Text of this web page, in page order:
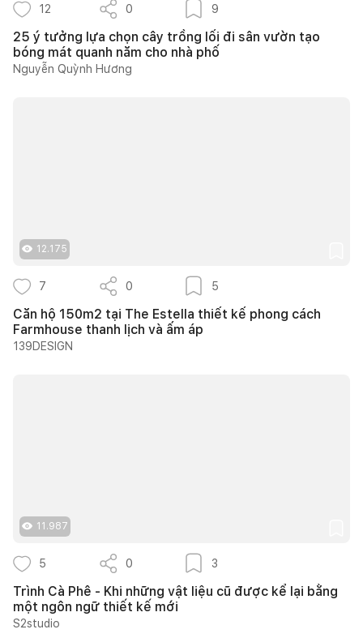
12 0 9
25 ý tưởng lựa chọn cây trồng lối đi sân vườn tạo
bóng mát quanh năm cho nhà phố
Nguyễn Quỳnh Hương
12.175
7 0 5
Căn hộ 150m2 tại The Estella thiết kế phong cách
Farmhouse thanh lịch và ấm áp
139DESIGN
11.987
5 0 3
Trình Cà Phê - Khi những vật liệu cũ được kể lại bằng
một ngôn ngữ thiết kế mới
S2studio